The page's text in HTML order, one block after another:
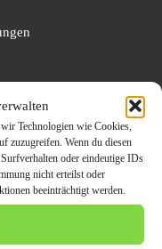
Technologien wie Cookies,
zuzugreifen. Wenn du diesen
oder eindeutige IDs
nicht erteilst oder
beeinträchtigt werden.